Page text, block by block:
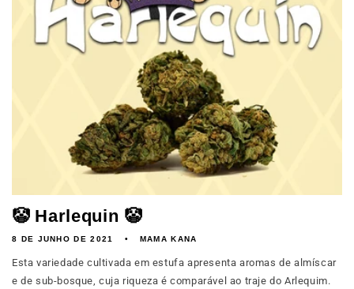
🤡 Harlequin 🤡
8 DE JUNHO DE 2021 MAMA KANA
Esta variedade cultivada em estufa apresenta aromas de almíscar
e de sub-bosque, cuja riqueza é comparável ao traje do Arlequim.